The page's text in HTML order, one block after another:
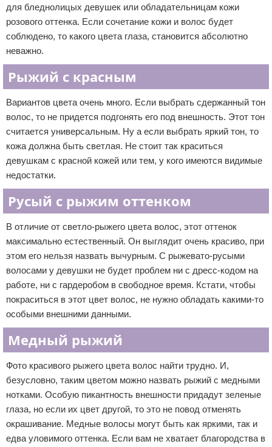
для бледнолицых девушек или обладательницам кожи
розового оттенка. Если сочетание кожи и волос будет
соблюдено, то какого цвета глаза, становится абсолютно
неважно.
Рыжий с красным
Вариантов цвета очень много. Если выбрать сдержанный тон
волос, то не придется подгонять его под внешность. Этот тон
считается универсальным. Ну а если выбрать яркий тон, то
кожа должна быть светлая. Не стоит так краситься
девушкам с красной кожей или тем, у кого имеются видимые
недостатки.
Русый с рыжим оттенком
В отличие от светло-рыжего цвета волос, этот оттенок
максимально естественный. Он выглядит очень красиво, при
этом его нельзя назвать вычурным. С рыжевато-русыми
волосами у девушки не будет проблем ни с дресс-кодом на
работе, ни с гардеробом в свободное время. Кстати, чтобы
покраситься в этот цвет волос, не нужно обладать какими-то
особыми внешними данными.
Медный рыжий
Фото красивого рыжего цвета волос найти трудно. И,
безусловно, таким цветом можно назвать рыжий с медными
нотками. Особую пикантность внешности придадут зеленые
глаза, но если их цвет другой, то это не повод отменять
окрашивание. Медные волосы могут быть как яркими, так и
едва уловимого оттенка. Если вам не хватает благородства в